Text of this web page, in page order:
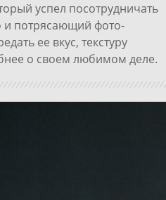
успел посотрудничать
и потрясающий фото-
ее вкус, текстуру
о своем любимом деле.